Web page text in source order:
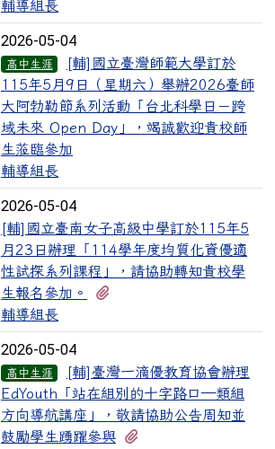
輔導組長
2026-05-04
高中生涯
[輔]國立臺灣師範大學訂於
115年5月9日（星期六）舉辦2026臺師
大阿勃勒節系列活動「台北科學日－跨
域未來 Open Day」，竭誠歡迎貴校師
生蒞臨參加
輔導組長
2026-05-04
[輔]國立臺南女子高級中學訂於115年5
月23日辦理「114學年度均質化資優適
性試探系列課程」，請協助轉知貴校學
生報名參加。
輔導組長
2026-05-04
高中生涯
[輔]臺灣一滴優教育協會辦理
EdYouth「站在組別的十字路口—類組
方向導航講座」，敬請協助公告周知並
鼓勵學生踴躍參與